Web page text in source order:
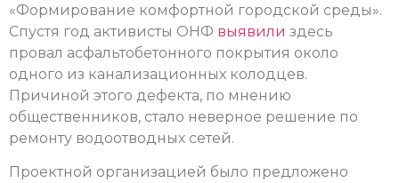
«Формирование комфортной городской среды».
Спустя год активисты ОНФ выявили здесь
провал асфальтобетонного покрытия около
одного из канализационных колодцев.
Причиной этого дефекта, по мнению
общественников, стало неверное решение по
ремонту водоотводных сетей.
Проектной организацией было предложено